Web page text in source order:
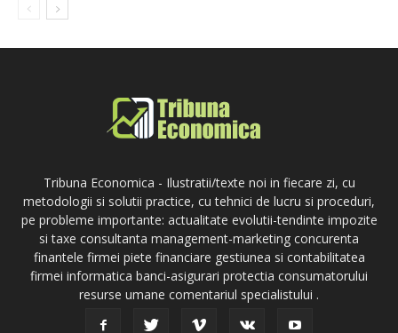
Tribuna Economica - Ilustratii/texte noi in fiecare zi, cu
metodologii si solutii practice, cu tehnici de lucru si proceduri,
pe probleme importante: actualitate evolutii-tendinte impozite
si taxe consultanta management-marketing concurenta
finantele firmei piete financiare gestiunea si contabilitatea
firmei informatica banci-asigurari protectia consumatorului
resurse umane comentariul specialistului .